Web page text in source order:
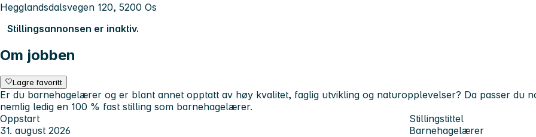
Hegglandsdalsvegen 120, 5200 Os
Stillingsannonsen er inaktiv.
Om jobben
Lagre favoritt
Er du barnehagelærer og er blant annet opptatt av høy kvalitet, faglig utvikling og naturopplevelser? Da passer du
nemlig ledig en 100 % fast stilling som barnehagelærer.
Oppstart
31. august 2026
Stillingstittel
Barnehagelærer